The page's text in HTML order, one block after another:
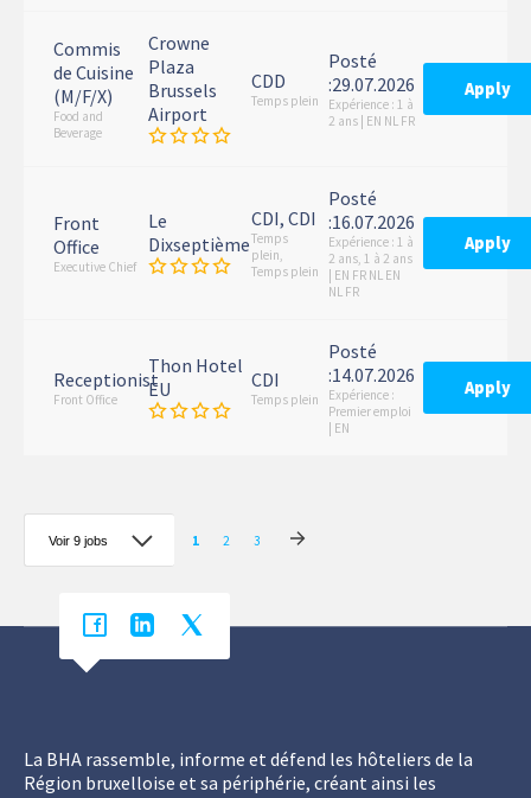
Commis
de Cuisine
(M/F/X)
Food and
Beverage
Crowne
Plaza
Brussels
Airport
CDD
Temps plein
Posté
:29.07.2026
Expérience : 1 à
2 ans | EN NL FR
Apply
Front
Office
Executive Chief
Le
Dixseptième
CDI, CDI
Temps
plein,
Temps plein
Posté
:16.07.2026
Expérience : 1 à
2 ans, 1 à 2 ans
| EN FR NL EN
NL FR
Apply
Receptionist
Front Office
Thon Hotel
EU
CDI
Temps plein
Posté
:14.07.2026
Expérience :
Premier emploi
| EN
Apply
1 2 3
La BHA rassemble, informe et défend les hôteliers de la
Région bruxelloise et sa périphérie, créant ainsi les